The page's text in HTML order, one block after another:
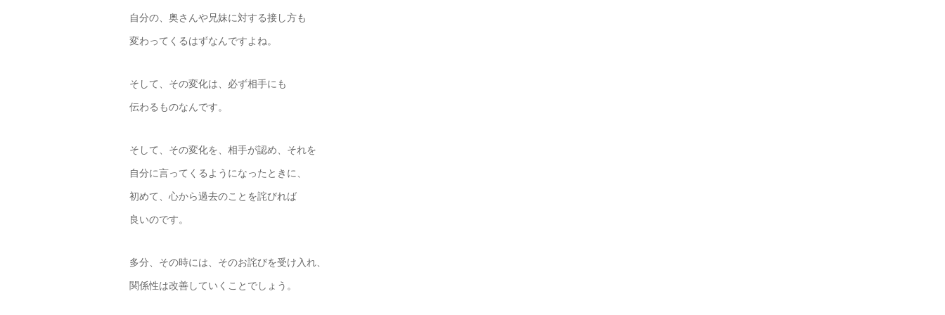
自分の、奥さんや兄妹に対する接し方も
変わってくるはずなんですよね。
そして、その変化は、必ず相手にも
伝わるものなんです。
そして、その変化を、相手が認め、それを
自分に言ってくるようになったときに、
初めて、心から過去のことを詫びれば
良いのです。
多分、その時には、そのお詫びを受け入れ、
関係性は改善していくことでしょう。